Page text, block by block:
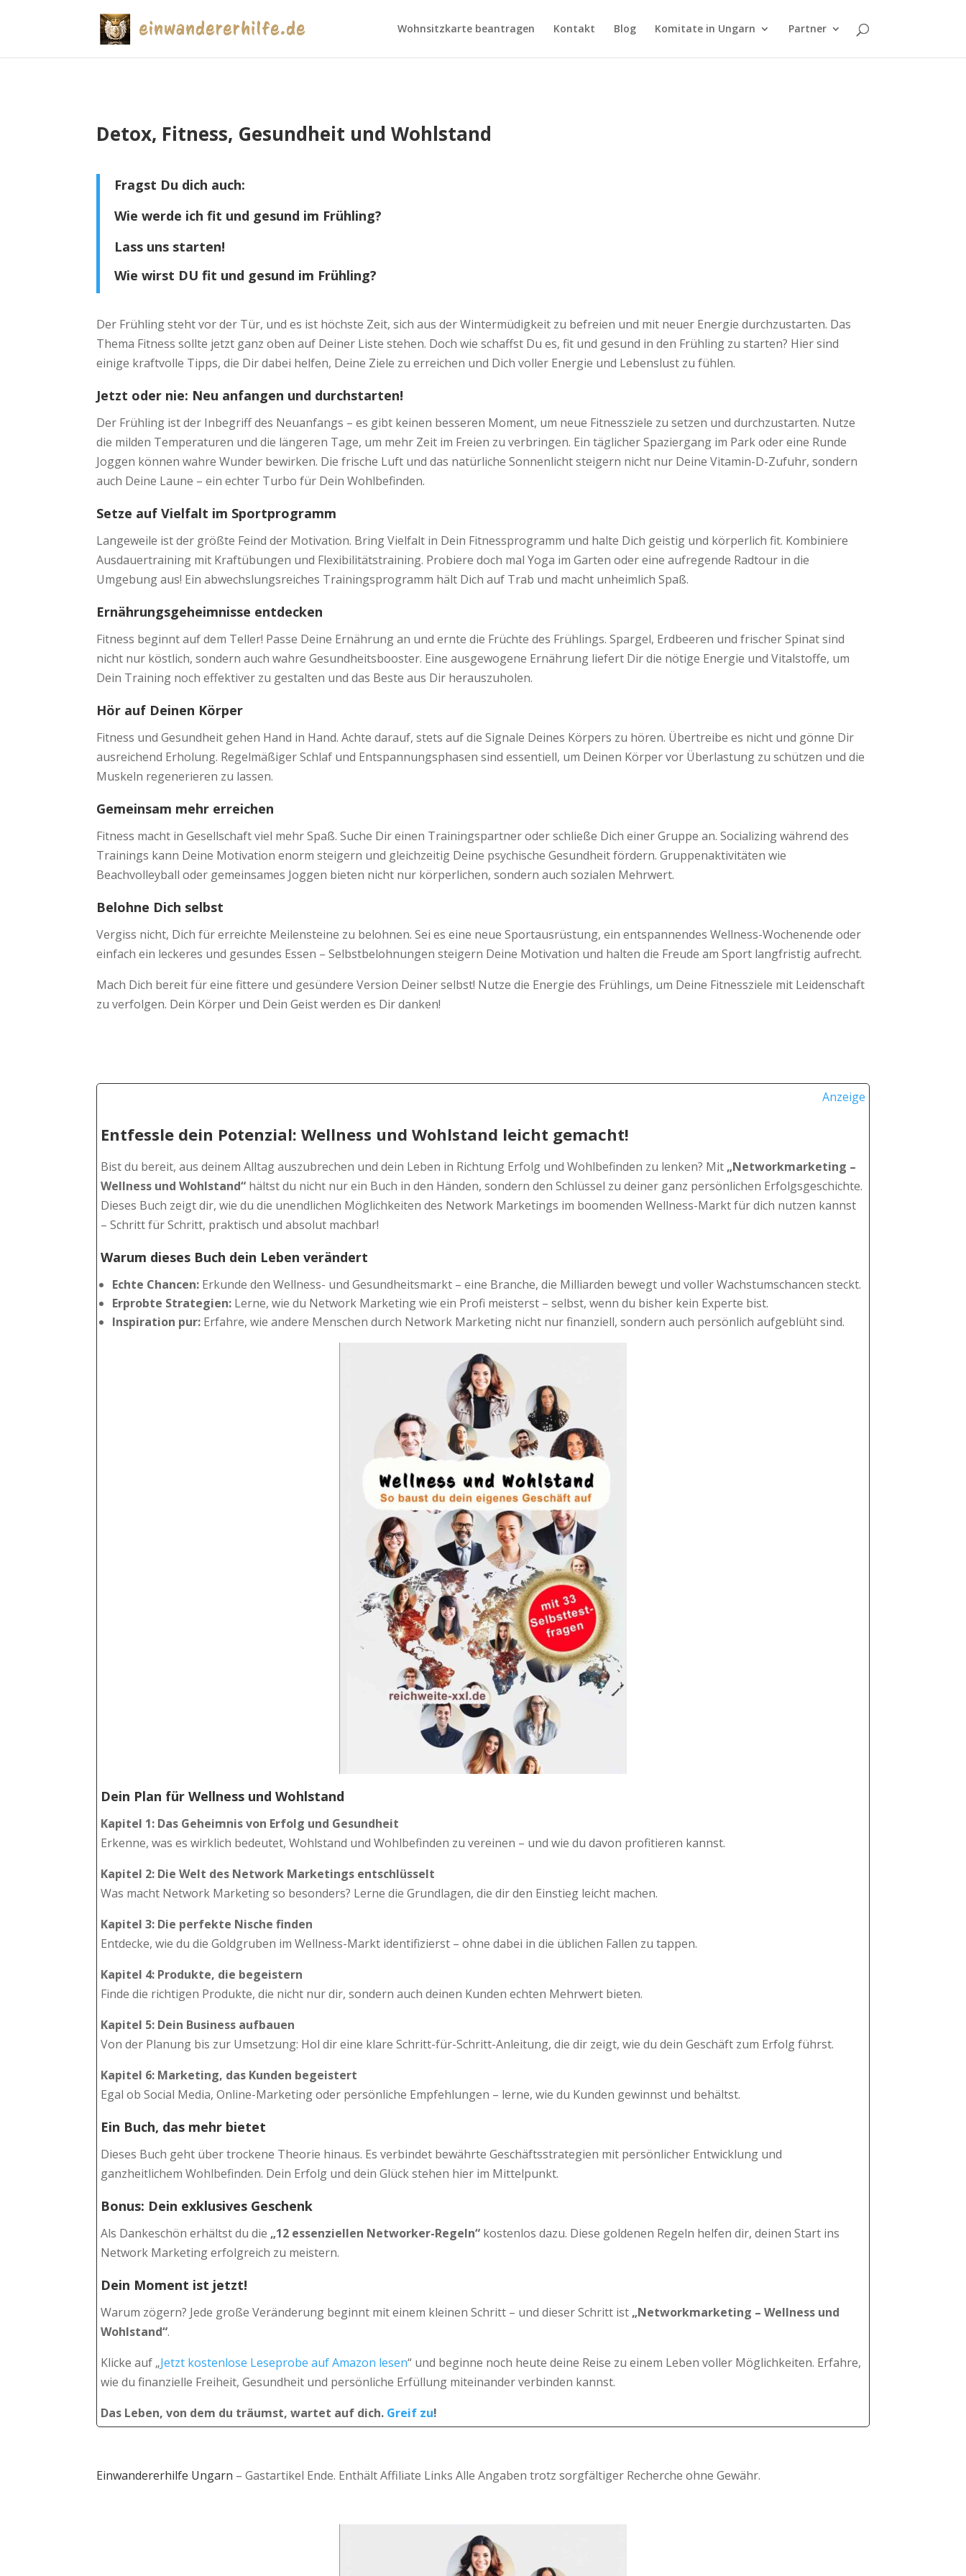
Wohnsitzkarte beantragen Kontakt Blog Komitate in Ungarn Partner
Detox, Fitness, Gesundheit und Wohlstand
Fragst Du dich auch:
Wie werde ich fit und gesund im Frühling?
Lass uns starten!
Wie wirst DU fit und gesund im Frühling?
Der Frühling steht vor der Tür, und es ist höchste Zeit, sich aus der Wintermüdigkeit zu befreien und mit neuer Energie durchzustarten. Das
Thema Fitness sollte jetzt ganz oben auf Deiner Liste stehen. Doch wie schaffst Du es, fit und gesund in den Frühling zu starten? Hier sind
einige kraftvolle Tipps, die Dir dabei helfen, Deine Ziele zu erreichen und Dich voller Energie und Lebenslust zu fühlen.
Jetzt oder nie: Neu anfangen und durchstarten!
Der Frühling ist der Inbegriff des Neuanfangs – es gibt keinen besseren Moment, um neue Fitnessziele zu setzen und durchzustarten. Nutze
die milden Temperaturen und die längeren Tage, um mehr Zeit im Freien zu verbringen. Ein täglicher Spaziergang im Park oder eine Runde
Joggen können wahre Wunder bewirken. Die frische Luft und das natürliche Sonnenlicht steigern nicht nur Deine Vitamin-D-Zufuhr, sondern
auch Deine Laune – ein echter Turbo für Dein Wohlbefinden.
Setze auf Vielfalt im Sportprogramm
Langeweile ist der größte Feind der Motivation. Bring Vielfalt in Dein Fitnessprogramm und halte Dich geistig und körperlich fit. Kombiniere
Ausdauertraining mit Kraftübungen und Flexibilitätstraining. Probiere doch mal Yoga im Garten oder eine aufregende Radtour in die
Umgebung aus! Ein abwechslungsreiches Trainingsprogramm hält Dich auf Trab und macht unheimlich Spaß.
Ernährungsgeheimnisse entdecken
Fitness beginnt auf dem Teller! Passe Deine Ernährung an und ernte die Früchte des Frühlings. Spargel, Erdbeeren und frischer Spinat sind
nicht nur köstlich, sondern auch wahre Gesundheitsbooster. Eine ausgewogene Ernährung liefert Dir die nötige Energie und Vitalstoffe, um
Dein Training noch effektiver zu gestalten und das Beste aus Dir herauszuholen.
Hör auf Deinen Körper
Fitness und Gesundheit gehen Hand in Hand. Achte darauf, stets auf die Signale Deines Körpers zu hören. Übertreibe es nicht und gönne Dir
ausreichend Erholung. Regelmäßiger Schlaf und Entspannungsphasen sind essentiell, um Deinen Körper vor Überlastung zu schützen und die
Muskeln regenerieren zu lassen.
Gemeinsam mehr erreichen
Fitness macht in Gesellschaft viel mehr Spaß. Suche Dir einen Trainingspartner oder schließe Dich einer Gruppe an. Socializing während des
Trainings kann Deine Motivation enorm steigern und gleichzeitig Deine psychische Gesundheit fördern. Gruppenaktivitäten wie
Beachvolleyball oder gemeinsames Joggen bieten nicht nur körperlichen, sondern auch sozialen Mehrwert.
Belohne Dich selbst
Vergiss nicht, Dich für erreichte Meilensteine zu belohnen. Sei es eine neue Sportausrüstung, ein entspannendes Wellness-Wochenende oder
einfach ein leckeres und gesundes Essen – Selbstbelohnungen steigern Deine Motivation und halten die Freude am Sport langfristig aufrecht.
Mach Dich bereit für eine fittere und gesündere Version Deiner selbst! Nutze die Energie des Frühlings, um Deine Fitnessziele mit Leidenschaft
zu verfolgen. Dein Körper und Dein Geist werden es Dir danken!
Anzeige
Entfessle dein Potenzial:Wellness und Wohlstand leicht gemacht!
Bist du bereit, aus deinem Alltag auszubrechen und dein Leben in Richtung Erfolg und Wohlbefinden zu lenken? Mit „Networkmarketing –
Wellness und Wohlstand“ hältst du nicht nur ein Buch in den Händen, sondern den Schlüssel zu deiner ganz persönlichen Erfolgsgeschichte.
Dieses Buch zeigt dir, wie du die unendlichen Möglichkeiten des Network Marketings im boomenden Wellness-Markt für dich nutzen kannst
– Schritt für Schritt, praktisch und absolut machbar!
Warum dieses Buch dein Leben verändert
Echte Chancen: Erkunde den Wellness- und Gesundheitsmarkt – eine Branche, die Milliarden bewegt und voller Wachstumschancen steckt.
Erprobte Strategien: Lerne, wie du Network Marketing wie ein Profi meisterst – selbst, wenn du bisher kein Experte bist.
Inspiration pur: Erfahre, wie andere Menschen durch Network Marketing nicht nur finanziell, sondern auch persönlich aufgeblüht sind.
Dein Plan für Wellness und Wohlstand
Kapitel 1: Das Geheimnis von Erfolg und Gesundheit
Erkenne, was es wirklich bedeutet, Wohlstand und Wohlbefinden zu vereinen – und wie du davon profitieren kannst.
Kapitel 2: Die Welt des Network Marketings entschlüsselt
Was macht Network Marketing so besonders? Lerne die Grundlagen, die dir den Einstieg leicht machen.
Kapitel 3: Die perfekte Nische finden
Entdecke, wie du die Goldgruben im Wellness-Markt identifizierst – ohne dabei in die üblichen Fallen zu tappen.
Kapitel 4: Produkte, die begeistern
Finde die richtigen Produkte, die nicht nur dir, sondern auch deinen Kunden echten Mehrwert bieten.
Kapitel 5: Dein Business aufbauen
Von der Planung bis zur Umsetzung: Hol dir eine klare Schritt-für-Schritt-Anleitung, die dir zeigt, wie du dein Geschäft zum Erfolg führst.
Kapitel 6: Marketing, das Kunden begeistert
Egal ob Social Media, Online-Marketing oder persönliche Empfehlungen – lerne, wie du Kunden gewinnst und behältst.
Ein Buch, das mehr bietet
Dieses Buch geht über trockene Theorie hinaus. Es verbindet bewährte Geschäftsstrategien mit persönlicher Entwicklung und
ganzheitlichem Wohlbefinden. Dein Erfolg und dein Glück stehen hier im Mittelpunkt.
Bonus: Dein exklusives Geschenk
Als Dankeschön erhältst du die „12 essenziellen Networker-Regeln“ kostenlos dazu. Diese goldenen Regeln helfen dir, deinen Start ins
Network Marketing erfolgreich zu meistern.
Dein Moment ist jetzt!
Warum zögern? Jede große Veränderung beginnt mit einem kleinen Schritt – und dieser Schritt ist „Networkmarketing – Wellness und
Wohlstand“.
Klicke auf „Jetzt kostenlose Leseprobe auf Amazon lesen“ und beginne noch heute deine Reise zu einem Leben voller Möglichkeiten. Erfahre,
wie du finanzielle Freiheit, Gesundheit und persönliche Erfüllung miteinander verbinden kannst.
Das Leben, von dem du träumst, wartet auf dich. Greif zu!
Einwandererhilfe Ungarn – Gastartikel Ende. Enthält Affiliate Links Alle Angaben trotz sorgfältiger Recherche ohne Gewähr.